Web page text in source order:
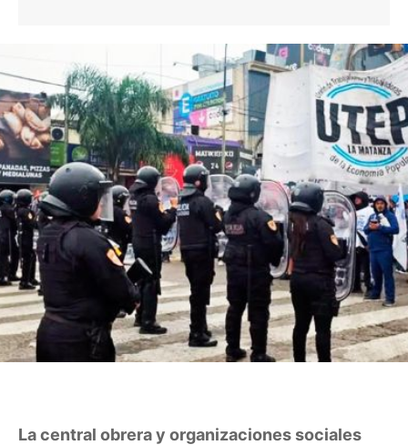
La central obrera y organizaciones sociales